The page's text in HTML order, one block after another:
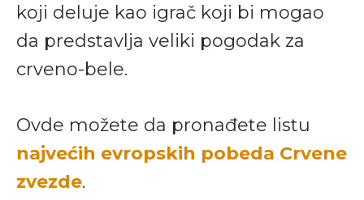
koji deluje kao igrač koji bi mogao
da predstavlja veliki pogodak za
crveno-bele.
Ovde možete da pronađete listu
najvećih evropskih pobeda Crvene
zvezde.